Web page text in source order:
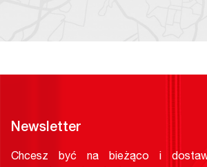
Newsletter
Chcesz być na bieżąco i